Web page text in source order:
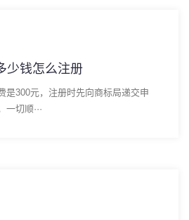
少钱怎么注册
300元，注册时先向商标局递交申
切顺···